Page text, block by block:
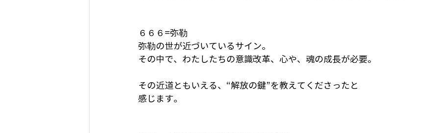
６６６=弥勒
弥勒の世が近づいているサイン。
その中で、わたしたちの意識改革、心や、魂の成長が必要。
その近道ともいえる、“解放の鍵”を教えてくださったと
感じます。